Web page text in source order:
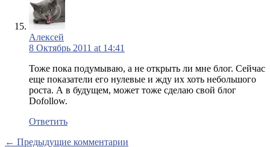
Алексей
8 Октябрь 2011 at 14:41
Тоже пока подумываю, а не открыть ли мне блог. Сейчас
еще показатели его нулевые и жду их хоть небольшого
роста. А в будущем, может тоже сделаю свой блог
Dofollow.
Ответить
← Предыдущие комментарии